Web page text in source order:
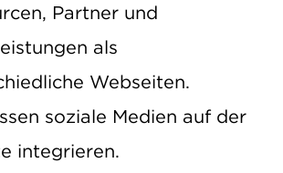
Partner und
als
Webseiten.
soziale Medien auf der
integrieren.